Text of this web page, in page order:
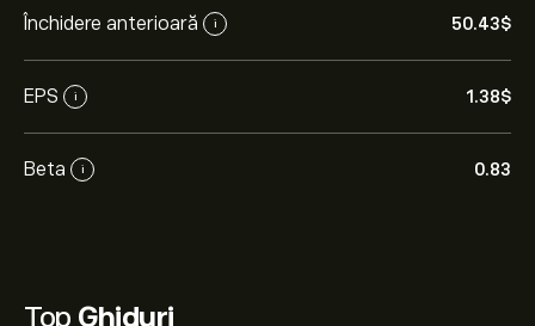
Închidere anterioară i 50.43‎$‎
EPS i 1.38‎$‎
Beta i 0.83
Top Ghiduri